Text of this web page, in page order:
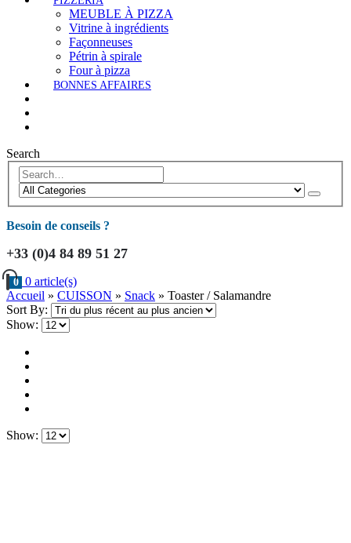
MEUBLE À PIZZA
Vitrine à ingrédients
Façonneuses
Pétrin à spirale
Four à pizza
BONNES AFFAIRES
Search
Besoin de conseils ?
+33 (0)4 84 89 51 27
0 0 article(s)
Accueil » CUISSON » Snack » Toaster / Salamandre
Sort By:
Show:
Show: